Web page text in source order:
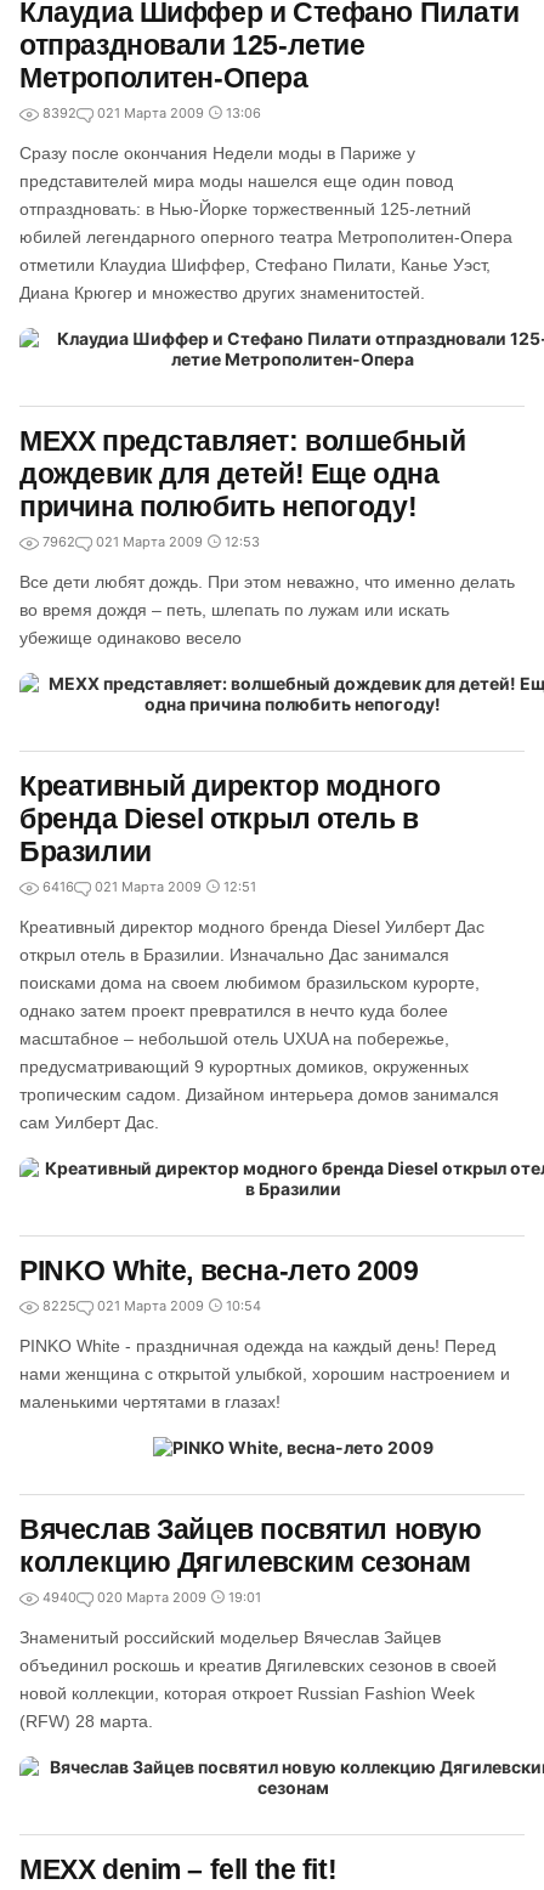
Клаудиа Шиффер и Стефано Пилати
отпраздновали 125-летие
Метрополитен-Опера
8392 021 Марта 2009 13:06
Сразу после окончания Недели моды в Париже у
представителей мира моды нашелся еще один повод
отпраздновать: в Нью-Йорке торжественный 125-летний
юбилей легендарного оперного театра Метрополитен-Опера
отметили Клаудиа Шиффер, Стефано Пилати, Канье Уэст,
Диана Крюгер и множество других знаменитостей.
MEXX представляет: волшебный
дождевик для детей! Еще одна
причина полюбить непогоду!
7962 021 Марта 2009 12:53
Все дети любят дождь. При этом неважно, что именно делать
во время дождя – петь, шлепать по лужам или искать
убежище одинаково весело
Креативный директор модного
бренда Diesel открыл отель в
Бразилии
6416 021 Марта 2009 12:51
Креативный директор модного бренда Diesel Уилберт Дас
открыл отель в Бразилии. Изначально Дас занимался
поисками дома на своем любимом бразильском курорте,
однако затем проект превратился в нечто куда более
масштабное – небольшой отель UXUA на побережье,
предусматривающий 9 курортных домиков, окруженных
тропическим садом. Дизайном интерьера домов занимался
сам Уилберт Дас.
PINKO White, весна-лето 2009
8225 021 Марта 2009 10:54
PINKO White - праздничная одежда на каждый день! Перед
нами женщина с открытой улыбкой, хорошим настроением и
маленькими чертятами в глазах!
Вячеслав Зайцев посвятил новую
коллекцию Дягилевским сезонам
4940 020 Марта 2009 19:01
Знаменитый российский модельер Вячеслав Зайцев
объединил роскошь и креатив Дягилевских сезонов в своей
новой коллекции, которая откроет Russian Fashion Week
(RFW) 28 марта.
MEXX denim – fell the fit!